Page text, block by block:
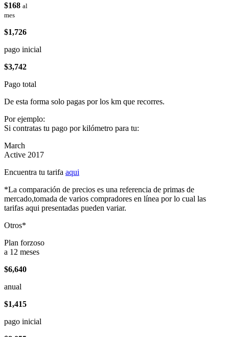
$168 al
mes
$1,726
pago inicial
$3,742
Pago total
De esta forma solo pagas por los km que recorres.
Por ejemplo:
Si contratas tu pago por kilómetro para tu:
March
Active 2017
Encuentra tu tarifa aqui
*La comparación de precios es una referencia de primas de
mercado,tomada de varios compradores en línea por lo cual las
tarifas aqui presentadas pueden variar.
Otros*
Plan forzoso
a 12 meses
$6,640
anual
$1,415
pago inicial